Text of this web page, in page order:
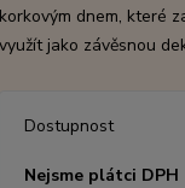
korkovým dnem, které
využít jako závěsnou
Dostupnost
Nejsme plátci DPH